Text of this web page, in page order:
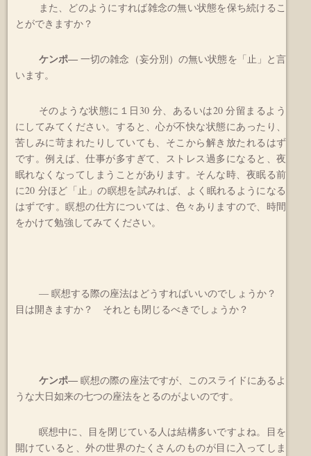
また、どのようにすれば雑念の無い状態を保ち続けるこ
とができますか？
ケンポ―一切の雑念（妄分別）の無い状態を「止」と言
います。
そのような状態に１日30 分、あるいは20 分留まるよう
にしてみてください。すると、心が不快な状態にあったり、
苦しみに苛まれたりしていても、そこから解き放たれるはず
です。例えば、仕事が多すぎて、ストレス過多になると、夜
眠れなくなってしまうことがあります。そんな時、夜眠る前
に20 分ほど「止」の瞑想を試みれば、よく眠れるようになる
はずです。瞑想の仕方については、色々ありますので、時間
をかけて勉強してみてください。
― 瞑想する際の座法はどうすればいいのでしょうか？
目は開きますか？ それとも閉じるべきでしょうか？
ケンポ―瞑想の際の座法ですが、このスライドにあるよ
うな大日如来の七つの座法をとるのがよいのです。
瞑想中に、目を閉じている人は結構多いですよね。目を
開けていると、外の世界のたくさんのものが目に入ってしま